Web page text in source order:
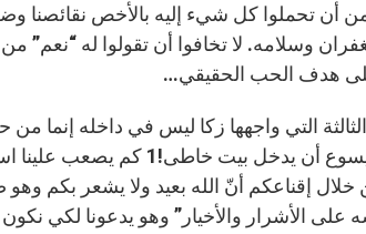
من أن تحملوا كل شيء إليه بالأخص نقائصنا
وسلامه. لا تخافوا أن تقولوا له “نعم”
هدف الحب الحقيقي…
الثالثة التي واجهها زكا ليس في داخله إنما
تنتقده: بنظرهم لم يكن على
إقناعكم أنّ الله بعيد ولا يشعر بكم
على الأشرار والأخيار” وهو يدعونا لكي